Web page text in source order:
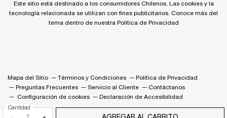
Cantidad
Este sitio está destinado a los consumidores Chilenos. Las cookies y la
tecnología relacionada se utilizan con fines publicitarios. Conoce más del
tema dentro de nuestra Política de Privacidad
Mapa del Sitio Términos y Condiciones
Política de Privacidad
Preguntas Frecuentes
Servicio al Cliente
Contáctanos
Configuración de cookies
Declaración de Accesibilidad